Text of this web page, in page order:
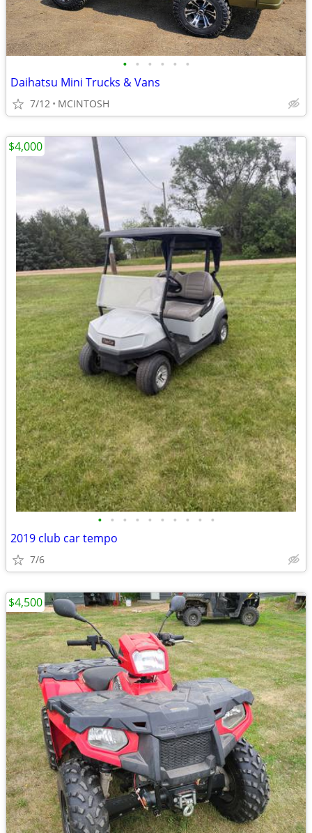
• • • • • •
Daihatsu Mini Trucks & Vans
7/12 MCINTOSH
• • • • • • • • • •
2019 club car tempo
7/6
$4,000
$4,500